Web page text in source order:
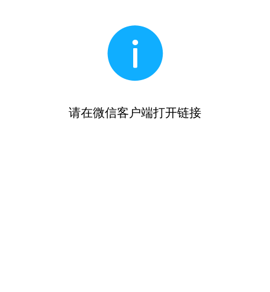
请在微信客户端打开链接